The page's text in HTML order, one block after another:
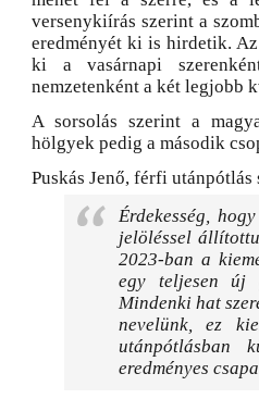
versenykiírás szerint a
eredményét ki is hirdetik.
ki a vasárnapi
nemzetenként a két legjobb
A sorsolás szerint a
hölgyek pedig a második
Puskás Jenő, férfi
Érdekesség,
jelöléssel
2023-ban a
egy teljesen új
Mindenki hat
nevelünk, ez
utánpótlásban
eredményes